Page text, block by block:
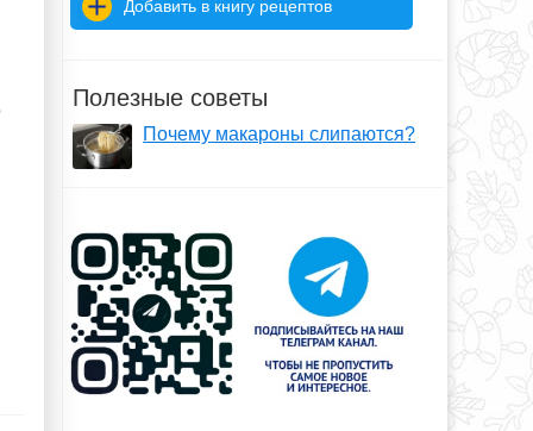
Добавить в книгу рецептов
Полезные советы
Почему макароны слипаются?